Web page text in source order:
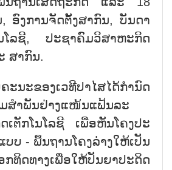
ອົງ​ການ​ຈັດ​ຕັ້ງ​ສາ​ກົນ, ບັນ​ດາ​
ໂລ​ຊີ, ປະ​ຊາ​ຄົມ​ວິ​ສາ​ຫະ​ກິດ
ສາ​ກົນ.
ະ​ນະ​ຂອງ​ເວ​ທີ​ປາ​ໄສໄດ້ກຳນົດ
ສຳ​ພັນ​ຢ່າງ​ແໜ້ນ​ແຟ້ນ​ລະ​
ເຕັກ​ໂນ​ໂລ​ຊີ ເພື່ອ​ຫັນ​ໂຄງ​ປະ​
ບ - ພື້ນ​ຖານ​ໂຄງ​ລ່າງ​ໃຫ້​ເປັນ
ດ​ທາງ​ເພື່ອ​ໃຫ້​ປັນ​ຍາ​ປະ​ດິດ